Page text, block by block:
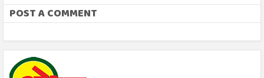
POST A COMMENT